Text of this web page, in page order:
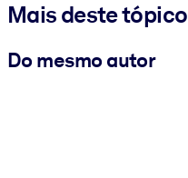
Mais deste tópico
Do mesmo autor